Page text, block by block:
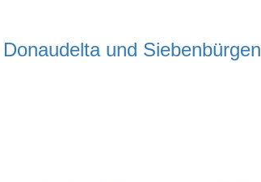
und Siebenbürgen